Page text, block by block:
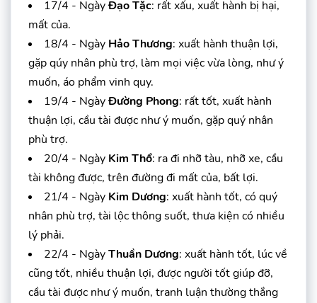
17/4 - NgàyĐạo Tặc: rất xấu, xuất hành bị hại,
mất của.
18/4 - Ngày Hảo Thương: xuất hành thuận lợi,
gặp qúy nhân phù trợ, làm mọi việc vừa lòng, như ý
muốn, áo phẩm vinh quy.
19/4 - NgàyĐường Phong: rất tốt, xuất hành
thuận lợi, cầu tài được như ý muốn, gặp quý nhân
phù trợ.
20/4 - Ngày Kim Thổ: ra đi nhỡ tàu, nhỡ xe, cầu
tài không được, trên đường đi mất của, bất lợi.
21/4 - Ngày Kim Dương: xuất hành tốt, có quý
nhân phù trợ, tài lộc thông suốt, thưa kiện có nhiều
lý phải.
22/4 - NgàyThuần Dương: xuất hành tốt, lúc về
cũng tốt, nhiều thuận lợi, được người tốt giúp đỡ,
cầu tài được như ý muốn, tranh luận thường thắng